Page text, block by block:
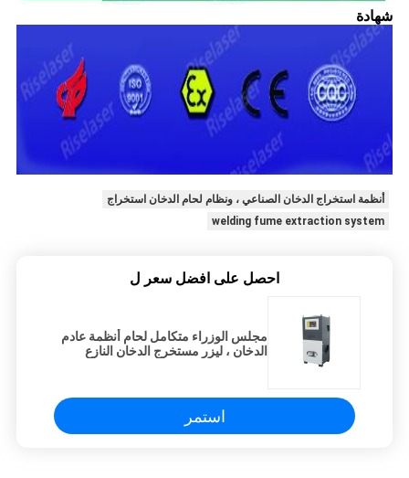
شهادة
أنظمة استخراج الدخان الصناعي ، ونظام لحام الدخان استخراج
welding fume extraction system
احصل على افضل سعر ل
مجلس الوزراء متكامل لحام أنظمة عادم
الدخان ، ليزر مستخرج الدخان النازع
استمر